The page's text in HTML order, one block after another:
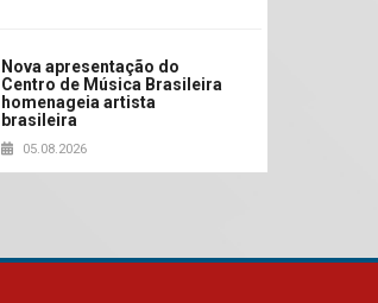
Nova apresentação do
Centro de Música Brasileira
homenageia artista
brasileira
05.08.2026
Feira EducationUSA